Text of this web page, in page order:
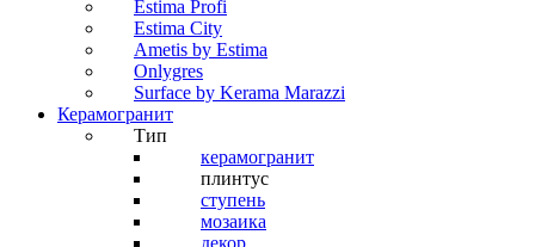
Estima Profi
Estima City
Ametis by Estima
Onlygres
Surface by Kerama Marazzi
Керамогранит
Тип
керамогранит
плинтус
ступень
мозаика
декор